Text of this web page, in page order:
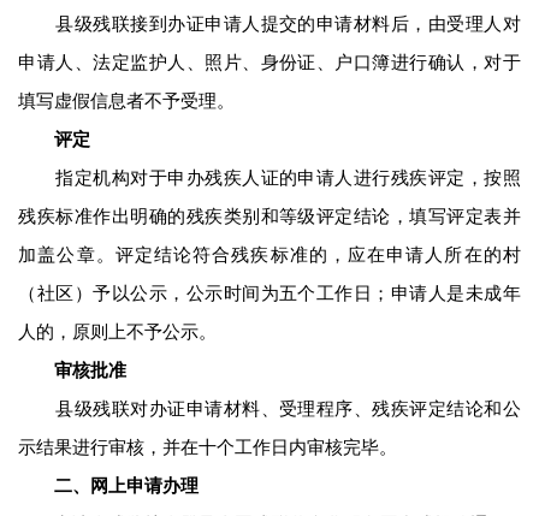
县级残联接到办证申请人提交的申请材料后，由受理人对
申请人、法定监护人、照片、身份证、户口簿进行确认，对于
填写虚假信息者不予受理。
评定
指定机构对于申办残疾人证的申请人进行残疾评定，按照
残疾标准作出明确的残疾类别和等级评定结论，填写评定表并
加盖公章。评定结论符合残疾标准的，应在申请人所在的村
（社区）予以公示，公示时间为五个工作日；申请人是未成年
人的，原则上不予公示。
审核批准
县级残联对办证申请材料、受理程序、残疾评定结论和公
示结果进行审核，并在十个工作日内审核完毕。
二、网上申请办理